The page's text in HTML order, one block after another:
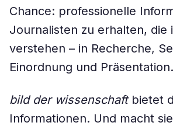
Chance: professionelle
Journalisten zu erhalten, die
verstehen – in Recherche,
Einordnung und Präsentation.
bild der wissenschaftbietet
Informationen. Und macht